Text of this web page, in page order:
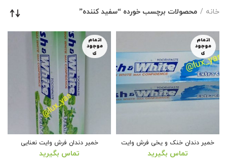
خانه محصولات برچسب خورده “سفید کننده”
اتمام
موجود
ی
خمیر دندان خنک و یخی فرش وایت
تماس بگیرید
اتمام
موجود
ی
خمیر دندان فرش وایت نعنایی
تماس بگیرید